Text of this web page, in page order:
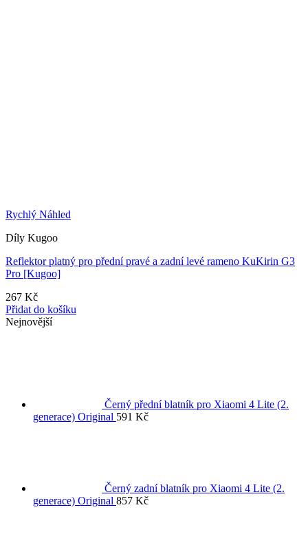
Rychlý Náhled
Díly Kugoo
Reflektor platný pro přední pravé a zadní levé rameno KuKirin G3
Pro [Kugoo]
267 Kč
Přidat do košíku
Nejnovější
Černý přední blatník pro Xiaomi 4 Lite (2.
generace) Original 591 Kč
Černý zadní blatník pro Xiaomi 4 Lite (2.
generace) Original 857 Kč